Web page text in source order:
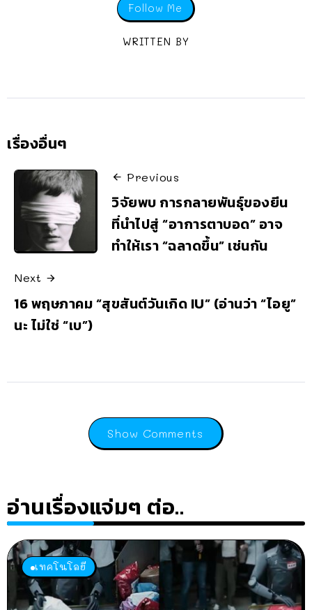
Follow Me
WRITTEN BY
เรื่องอื่นๆ
Previous
วิจัยพบ การกลายพันธุ์ของยีน
ที่นำไปสู่ “อาการตาบอด” อาจ
ทำให้เรา “ฉลาดขึ้น” เช่นกัน
Next
16 พฤษภาคม “สุขสันต์วันเกิด IU” (อ่านว่า “ไอยู”
นะ ไม่ใช่ “เบ”)
Show Comments
อ่านเรื่องแจ่มๆ ต่อ..
เทคโนโลยี